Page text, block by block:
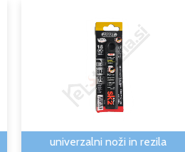
univerzalni noži in rezila